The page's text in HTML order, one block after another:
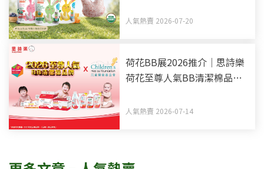
之選
人氣熱賣 2026-07-20
荷花BB展2026推介｜思詩樂
荷花至尊人氣BB清潔棉品牌
樂
人氣熱賣 2026-07-14